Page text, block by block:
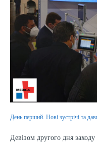
День перший. Нові зустрічі та
Девізом другого дня